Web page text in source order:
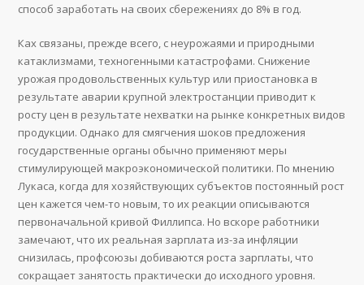
способ заработать на своих сбережениях до 8% в год.
Ках связаны, прежде всего, с неурожаями и природными
катаклизмами, техногенными катастрофами. Снижение
урожая продовольственных культур или приостановка в
результате аварии крупной электростанции приводит к
росту цен в результате нехватки на рынке конкретных видов
продукции. Однако для смягчения шоков предложения
государственные органы обычно применяют меры
стимулирующей макроэкономической политики. По мнению
Лукаса, когда для хозяйствующих субъектов постоянный рост
цен кажется чем-то новым, то их реакции описываются
первоначальной кривой Филлипса. Но вскоре работники
замечают, что их реальная зарплата из-за инфляции
снизилась, профсоюзы добиваются роста зарплаты, что
сокращает занятость практически до исходного уровня.